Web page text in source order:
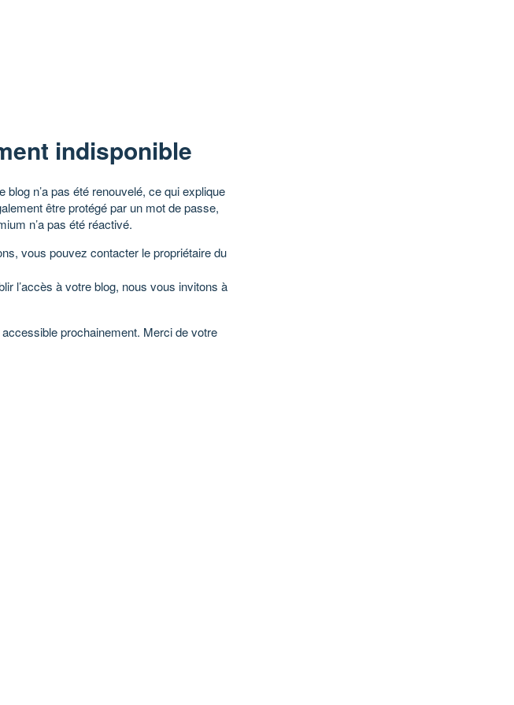
indisponible
n’a pas été renouvelé, ce qui explique
être protégé par un mot de passe,
n’a pas été réactivé.
vous pouvez contacter le propriétaire du
l’accès à votre blog, nous vous invitons à
prochainement. Merci de votre